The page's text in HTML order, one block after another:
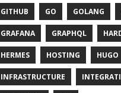
GITHUB GO GOLANG
GRAFANA GRAPHQL
HERMES HOSTING HUGO
INFRASTRUCTURE